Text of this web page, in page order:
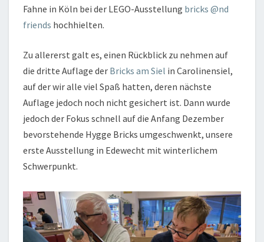
Fahne in Köln bei der LEGO-Ausstellung bricks @nd
friends hochhielten.
Zu allererst galt es, einen Rückblick zu nehmen auf
die dritte Auflage der Bricks am Siel in Carolinensiel,
auf der wir alle viel Spaß hatten, deren nächste
Auflage jedoch noch nicht gesichert ist. Dann wurde
jedoch der Fokus schnell auf die Anfang Dezember
bevorstehende Hygge Bricks umgeschwenkt, unsere
erste Ausstellung in Edewecht mit winterlichem
Schwerpunkt.